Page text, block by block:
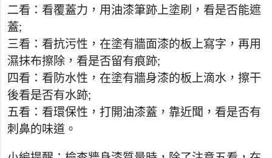
二看：看覆蓋力，用油漆筆跡上塗刷，看是否能遮
蓋;
三看：看抗污性，在塗有牆面漆的板上寫字，再用
濕抹布擦除，看是否留有痕跡;
四看：看防水性，在塗有牆身漆的板上滴水，擦干
後看是否有水跡;
五看：看環保性，打開油漆蓋，靠近聞，看是否有
刺鼻的味道。